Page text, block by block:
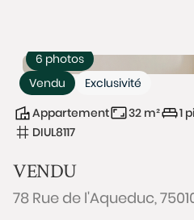
Vendu Exclusivité
6 photos
Appartement 32 m² 1
DIUL8117
VENDU
78 Rue de l'Aqueduc,